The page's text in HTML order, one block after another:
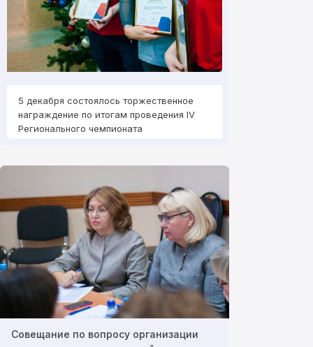
5 декабря состоялось торжественное
награждение по итогам проведения IV
Регионального чемпионата
Совещание по вопросу организации